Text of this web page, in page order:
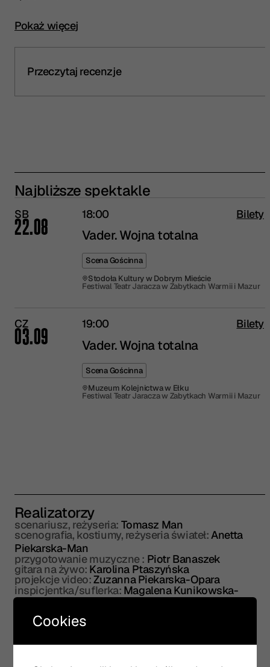
Kliknij, aby rozwinąć pełny opis spektaklu
Pokaż więcej
Przeczytaj recenzje
Najbliższe spektakle
SB
22.08
18:00
Vader. Wojna totalna
Scena Gościnna
Stodoła Kultury w Dobrym Mieście
Festiwal Teatr Jaracza w Zabytkach Warmii i Mazur
Bilety
CZ
03.09
19:00
Vader. Wojna totalna
Scena Gościnna
Muzeum Kolejnictwa w Ełku
Festiwal Teatr Jaracza w Zabytkach Warmii i Mazur
Bilety
Realizatorzy
scenariusz, reżyseria: Tomasz Man
gitara na żywo: Karolina Ptaszyńska
scenografia, kostiumy, reżyseria świateł:Anetta
Piekarska-Man
projekcje video:Zuzanna Piekarska-Opara
przygotowanie muzyczne : Piotr Banaszek
inspicjentka/suflerka: Magalena Kunikowska-
Cookies